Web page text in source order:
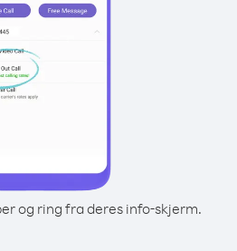
og ring fra deres info-skjerm.